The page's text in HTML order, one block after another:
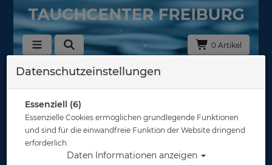
0 Artikel
Zurück
Datenschutzeinstellungen
Essenziell (6)
Essenzielle Cookies ermöglichen grundlegende Funktionen
und sind für die einwandfreie Funktion der Website dringend
erforderlich.
Daten Informationen anzeigen